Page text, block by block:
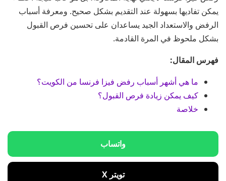
يمكن تفاديها بسهولة عند التقديم بشكل صحيح. ومعرفة أسباب
الرفض والاستعداد الجيد يساعدان على تحسين فرص القبول
بشكل ملحوظ في المرة القادمة.
فهرس المقال:
ما هي أشهر أسباب رفض فيزا فرنسا من الكويت؟
كيف يمكن زيادة فرص القبول؟
خلاصة
واتساب
تويتر X